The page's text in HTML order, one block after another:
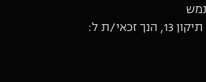
זכאי/ת ל: